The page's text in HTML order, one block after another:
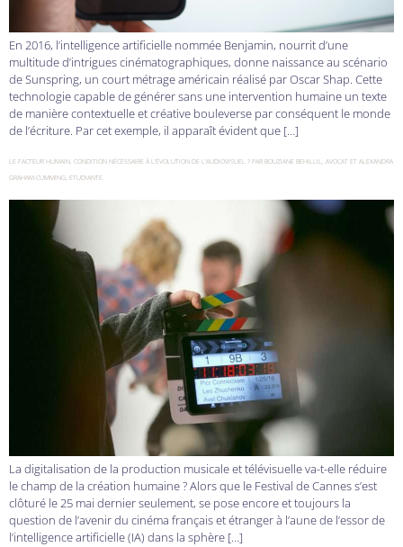
En 2016, l’intelligence artificielle nommée Benjamin, nourrit d’une
multitude d’intrigues cinématographiques, donne naissance au scénario
de Sunspring, un court métrage américain réalisé par Oscar Shap. Cette
technologie capable de générer sans une intervention humaine un texte
de manière contextuelle et créative bouleverse par conséquent le monde
de l’écriture. Par cet exemple, il apparaît évident que […]
LE FACTEUR HUMAIN, CONDITION NÉCESSAIRE À L’ÉVOLUTION DE L’AUDIOVISUEL ? PAR BOUZIANE BEHILLIL, AVOCAT ET ALEXANDRA
GRAHAM-CUMMING, ETUDIANTE.
La digitalisation de la production musicale et télévisuelle va-t-elle réduire
le champ de la création humaine ? Alors que le Festival de Cannes s’est
clôturé le 25 mai dernier seulement, se pose encore et toujours la
question de l’avenir du cinéma français et étranger à l’aune de l’essor de
l’intelligence artificielle (IA) dans la sphère […]